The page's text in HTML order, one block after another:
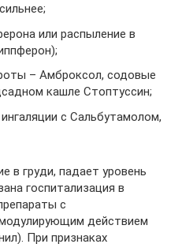
или распыление в
– Амброксол, содовые
кашле Стоптуссин;
с Сальбутамолом,
в груди, падает уровень
госпитализация в
с
действием
При признаках